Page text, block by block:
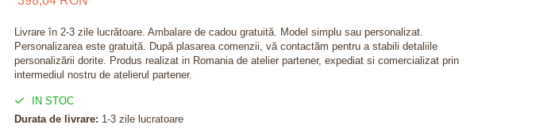
Livrare în 2-3 zile lucrătoare. Ambalare de cadou gratuită. Model simplu sau personalizat.
Personalizarea este gratuită. După plasarea comenzii, vă contactăm pentru a stabili detaliile
personalizării dorite. Produs realizat in Romania de atelier partener, expediat si comercializat prin
intermediul nostru de atelierul partener.
IN STOC
Durata de livrare: 1-3 zile lucratoare